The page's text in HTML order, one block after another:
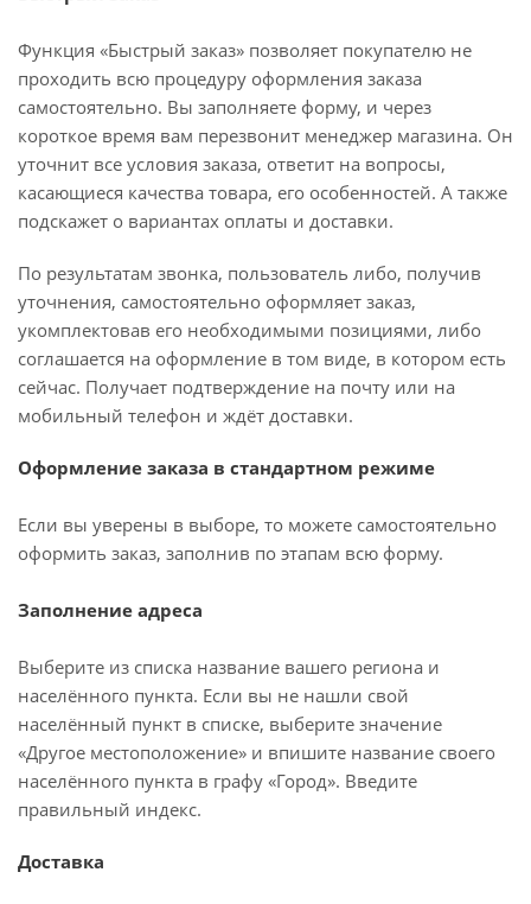
Функция «Быстрый заказ» позволяет покупателю не
проходить всю процедуру оформления заказа
самостоятельно. Вы заполняете форму, и через
короткое время вам перезвонит менеджер магазина. Он
уточнит все условия заказа, ответит на вопросы,
касающиеся качества товара, его особенностей. А также
подскажет о вариантах оплаты и доставки.
По результатам звонка, пользователь либо, получив
уточнения, самостоятельно оформляет заказ,
укомплектовав его необходимыми позициями, либо
соглашается на оформление в том виде, в котором есть
сейчас. Получает подтверждение на почту или на
мобильный телефон и ждёт доставки.
Оформление заказа в стандартном режиме
Если вы уверены в выборе, то можете самостоятельно
оформить заказ, заполнив по этапам всю форму.
Заполнение адреса
Выберите из списка название вашего региона и
населённого пункта. Если вы не нашли свой
населённый пункт в списке, выберите значение
«Другое местоположение» и впишите название своего
населённого пункта в графу «Город». Введите
правильный индекс.
Доставка